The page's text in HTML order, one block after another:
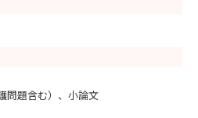
問題含む）、小論文